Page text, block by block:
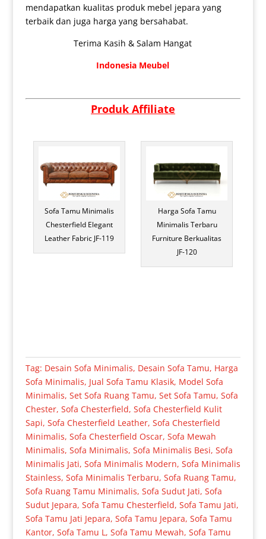
mendapatkan kualitas produk mebel jepara yang
terbaik dan juga harga yang bersahabat.
Terima Kasih & Salam Hangat
Indonesia Meubel
Produk Affiliate
Sofa Tamu Minimalis
Chesterfield Elegant
Leather Fabric JF-119
Harga Sofa Tamu
Minimalis Terbaru
Furniture Berkualitas
JF-120
Tag: Desain Sofa Minimalis, Desain Sofa Tamu, Harga
Sofa Minimalis, Jual Sofa Tamu Klasik, Model Sofa
Minimalis, Set Sofa Ruang Tamu, Set Sofa Tamu, Sofa
Chester, Sofa Chesterfield, Sofa Chesterfield Kulit
Sapi, Sofa Chesterfield Leather, Sofa Chesterfield
Minimalis, Sofa Chesterfield Oscar, Sofa Mewah
Minimalis, Sofa Minimalis, Sofa Minimalis Besi, Sofa
Minimalis Jati, Sofa Minimalis Modern, Sofa Minimalis
Stainless, Sofa Minimalis Terbaru, Sofa Ruang Tamu,
Sofa Ruang Tamu Minimalis, Sofa Sudut Jati, Sofa
Sudut Jepara, Sofa Tamu Chesterfield, Sofa Tamu Jati,
Sofa Tamu Jati Jepara, Sofa Tamu Jepara, Sofa Tamu
Kantor, Sofa Tamu L, Sofa Tamu Mewah, Sofa Tamu